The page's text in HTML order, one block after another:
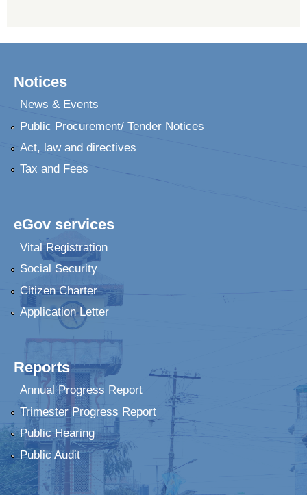
Notices
News & Events
Public Procurement/ Tender Notices
Act, law and directives
Tax and Fees
eGov services
Vital Registration
Social Security
Citizen Charter
Application Letter
Reports
Annual Progress Report
Trimester Progress Report
Public Hearing
Public Audit